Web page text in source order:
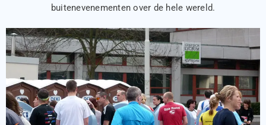
buitenevenementen over de hele wereld.